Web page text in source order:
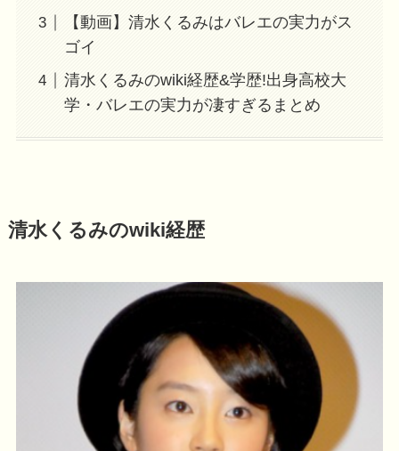
【動画】清水くるみはバレエの実力がス
ゴイ
清水くるみのwiki経歴&学歴!出身高校大
学・バレエの実力が凄すぎるまとめ
清水くるみのwiki経歴